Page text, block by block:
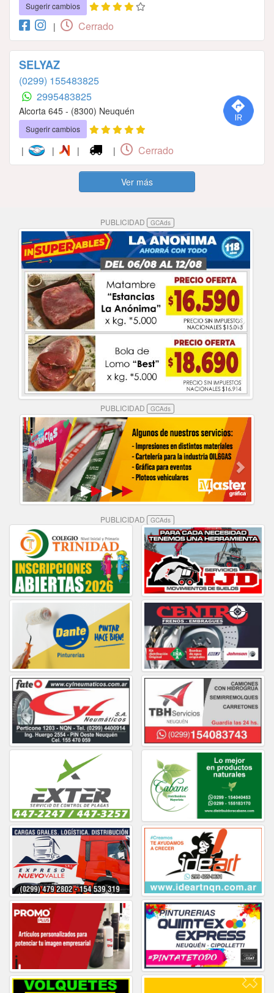
Sugerir cambios
| Cerrado
SELYAZ
(0299) 155483825
2995483825
Alcorta 645 - (8300) Neuquén
Sugerir cambios
| | | | Cerrado
Ver más
PUBLICIDAD GCAds
PUBLICIDAD GCAds
PUBLICIDAD GCAds